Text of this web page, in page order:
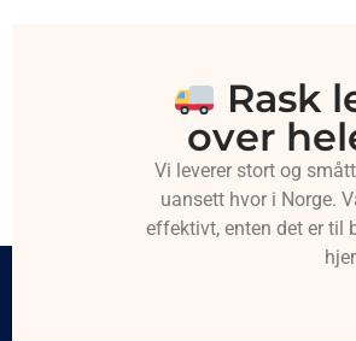
Rask
over
Vi leverer stort og
uansett hvor i Norge.
effektivt, enten det er til